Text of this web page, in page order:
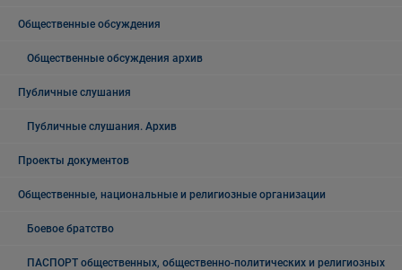
Общественные обсуждения
Общественные обсуждения архив
Публичные слушания
Публичные слушания. Архив
Проекты документов
Общественные, национальные и религиозные организации
Боевое братство
ПАСПОРТ общественных, общественно-политических и религиозных